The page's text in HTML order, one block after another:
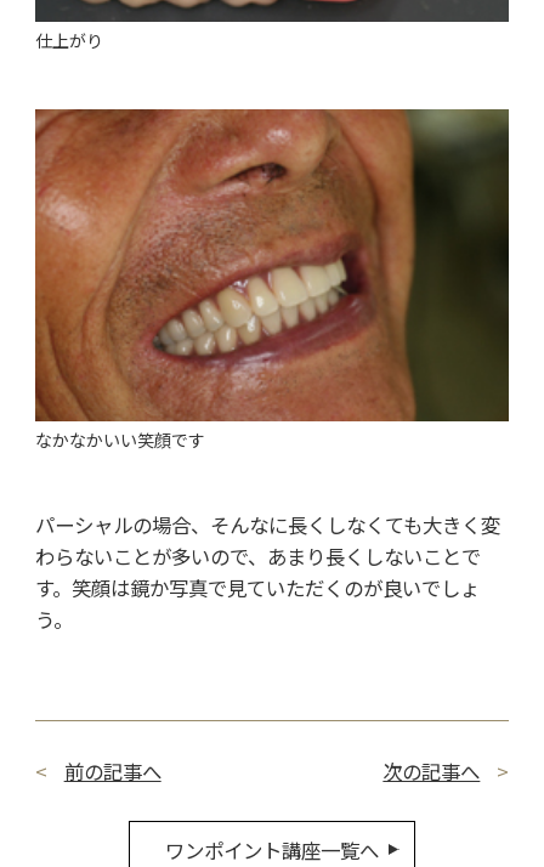
仕上がり
なかなかいい笑顔です
パーシャルの場合、そんなに長くしなくても大きく変
わらないことが多いので、あまり長くしないことで
す。笑顔は鏡か写真で見ていただくのが良いでしょ
う。
前の記事へ 次の記事へ
ワンポイント講座一覧へ